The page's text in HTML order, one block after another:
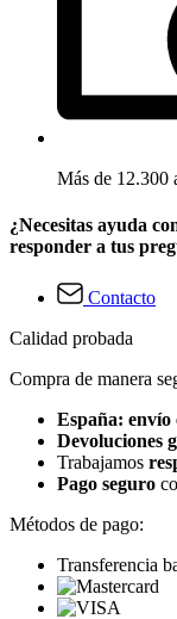
Más de 12.300
¿Necesitas ayuda
responder a tus
Contacto
Calidad probada
Compra de manera
España:
Devoluciones
Trabajamos
Pago seguro
Métodos de pago:
Transferencia